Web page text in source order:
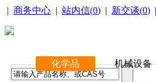
| 商务中心 | 站内信(0) | 新交谈(0) |
化学品 机械设